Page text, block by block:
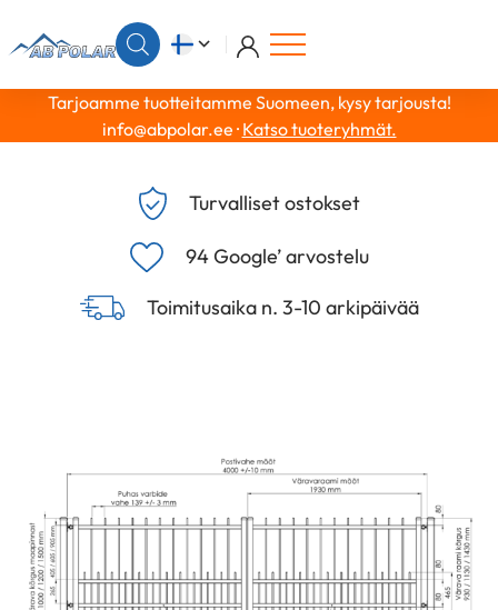
Tarjoamme tuotteitamme Suomeen, kysy tarjousta!
info@abpolar.ee · Katso tuoteryhmät.
Turvalliset ostokset
94 Google’ arvostelu
Toimitusaika n. 3-10 arkipäivää